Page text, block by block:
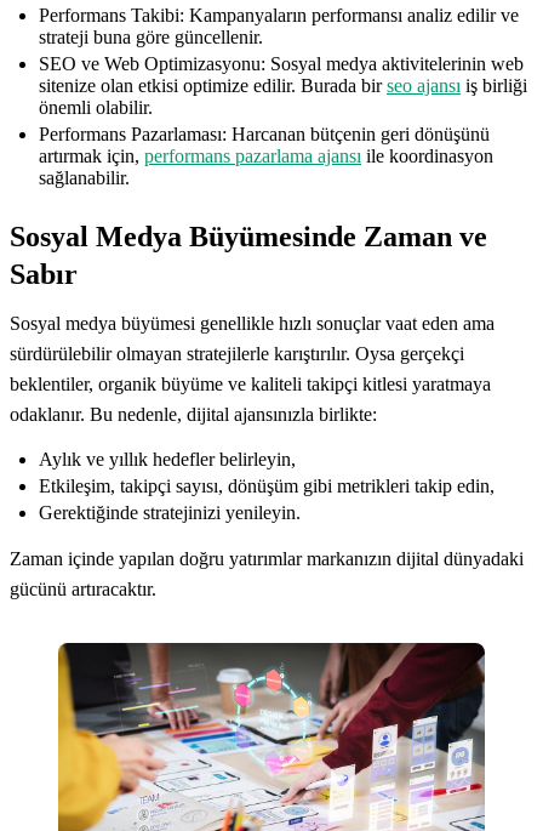
Performans Takibi: Kampanyaların performansı analiz edilir ve
strateji buna göre güncellenir.
SEO ve Web Optimizasyonu: Sosyal medya aktivitelerinin web
sitenize olan etkisi optimize edilir. Burada birseo ajansı iş birliği
önemli olabilir.
Performans Pazarlaması: Harcanan bütçenin geri dönüşünü
artırmak için, performans pazarlama ajansı ile koordinasyon
sağlanabilir.
Sosyal Medya Büyümesinde Zaman ve
Sabır
Sosyal medya büyümesi genellikle hızlı sonuçlar vaat eden ama
sürdürülebilir olmayan stratejilerle karıştırılır. Oysa gerçekçi
beklentiler, organik büyüme ve kaliteli takipçi kitlesi yaratmaya
odaklanır. Bu nedenle, dijital ajansınızla birlikte:
Aylık ve yıllık hedefler belirleyin,
Etkileşim, takipçi sayısı, dönüşüm gibi metrikleri takip edin,
Gerektiğinde stratejinizi yenileyin.
Zaman içinde yapılan doğru yatırımlar markanızın dijital dünyadaki
gücünü artıracaktır.